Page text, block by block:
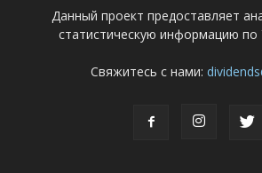
Данный проект предоставляет
статистическую информацию по
Свяжитесь с нами: